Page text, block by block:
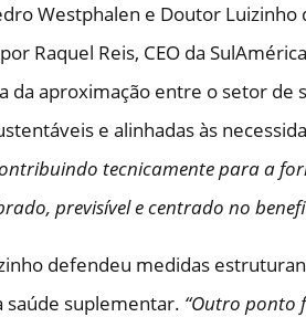
Westphalen e Doutor
Raquel Reis, CEO da
da aproximação entre o setor de
e alinhadas às
tecnicamente para a
previsível e centrado no
defendeu medidas
saúde suplementar. “Outro ponto